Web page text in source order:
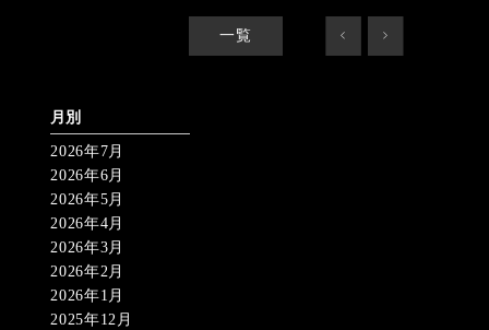
一覧 < >
月別
2026年7月
2026年6月
2026年5月
2026年4月
2026年3月
2026年2月
2026年1月
2025年12月